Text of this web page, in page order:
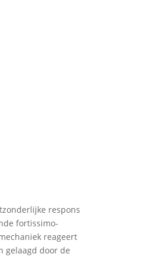
respons
fortissimo-
reageert
gelaagd door de